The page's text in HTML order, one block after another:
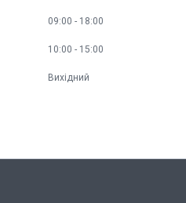
09:00 18:00
10:00 15:00
Вихідний